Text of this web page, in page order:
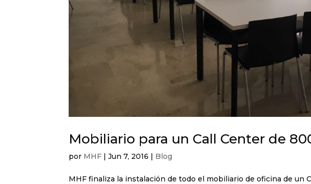
Mobiliario para un Call Center de
por MHF |Jun 7, 2016 | Blog
MHF finaliza la instalación de todo el mobiliario de oficina de un